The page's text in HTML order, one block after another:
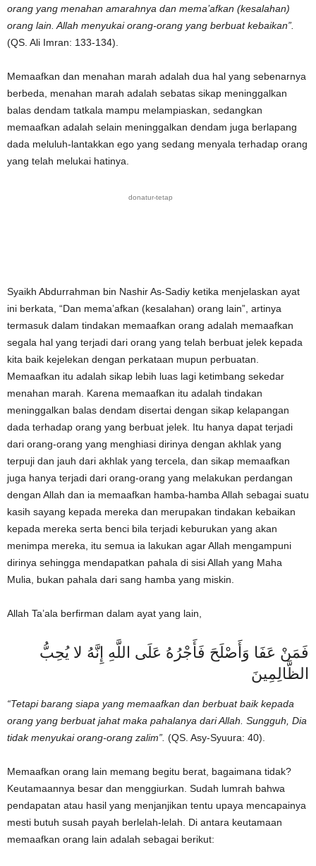
orang yang menahan amarahnya dan mema’afkan (kesalahan)
orang lain. Allah menyukai orang-orang yang berbuat kebaikan”.
(QS. Ali Imran: 133-134).
Memaafkan dan menahan marah adalah dua hal yang sebenarnya
berbeda, menahan marah adalah sebatas sikap meninggalkan
balas dendam tatkala mampu melampiaskan, sedangkan
memaafkan adalah selain meninggalkan dendam juga berlapang
dada meluluh-lantakkan ego yang sedang menyala terhadap orang
yang telah melukai hatinya.
donatur-tetap
Syaikh Abdurrahman bin Nashir As-Sadiy ketika menjelaskan ayat
ini berkata, “Dan mema’afkan (kesalahan) orang lain”, artinya
termasuk dalam tindakan memaafkan orang adalah memaafkan
segala hal yang terjadi dari orang yang telah berbuat jelek kepada
kita baik kejelekan dengan perkataan mupun perbuatan.
Memaafkan itu adalah sikap lebih luas lagi ketimbang sekedar
menahan marah. Karena memaafkan itu adalah tindakan
meninggalkan balas dendam disertai dengan sikap kelapangan
dada terhadap orang yang berbuat jelek. Itu hanya dapat terjadi
dari orang-orang yang menghiasi dirinya dengan akhlak yang
terpuji dan jauh dari akhlak yang tercela, dan sikap memaafkan
juga hanya terjadi dari orang-orang yang melakukan perdangan
dengan Allah dan ia memaafkan hamba-hamba Allah sebagai suatu
kasih sayang kepada mereka dan merupakan tindakan kebaikan
kepada mereka serta benci bila terjadi keburukan yang akan
menimpa mereka, itu semua ia lakukan agar Allah mengampuni
dirinya sehingga mendapatkan pahala di sisi Allah yang Maha
Mulia, bukan pahala dari sang hamba yang miskin.
Allah Ta’ala berfirman dalam ayat yang lain,
فَمَنْ عَفَا وَأَصْلَحَ فَأَجْرُهُ عَلَى اللَّهِ إِنَّهُ لا يُحِبُّ
الظَّالِمِينَ
“Tetapi barang siapa yang memaafkan dan berbuat baik kepada
orang yang berbuat jahat maka pahalanya dari Allah. Sungguh, Dia
tidak menyukai orang-orang zalim”. (QS. Asy-Syuura: 40).
Memaafkan orang lain memang begitu berat, bagaimana tidak?
Keutamaannya besar dan menggiurkan. Sudah lumrah bahwa
pendapatan atau hasil yang menjanjikan tentu upaya mencapainya
mesti butuh susah payah berlelah-lelah. Di antara keutamaan
memaafkan orang lain adalah sebagai berikut: